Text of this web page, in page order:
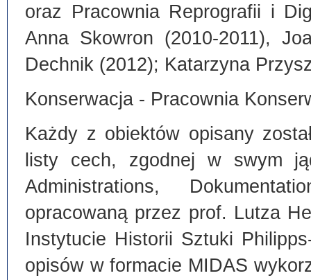
oraz Pracownia Reprografii i
Anna Skowron (2010-2011),
Dechnik (2012); Katarzyna
Konserwacja - Pracownia
Każdy z obiektów opisany
listy cech, zgodnej w swym
Administrations,
opracowaną przez prof. Lutza
Instytucie Historii Sztuki
opisów w formacie MIDAS